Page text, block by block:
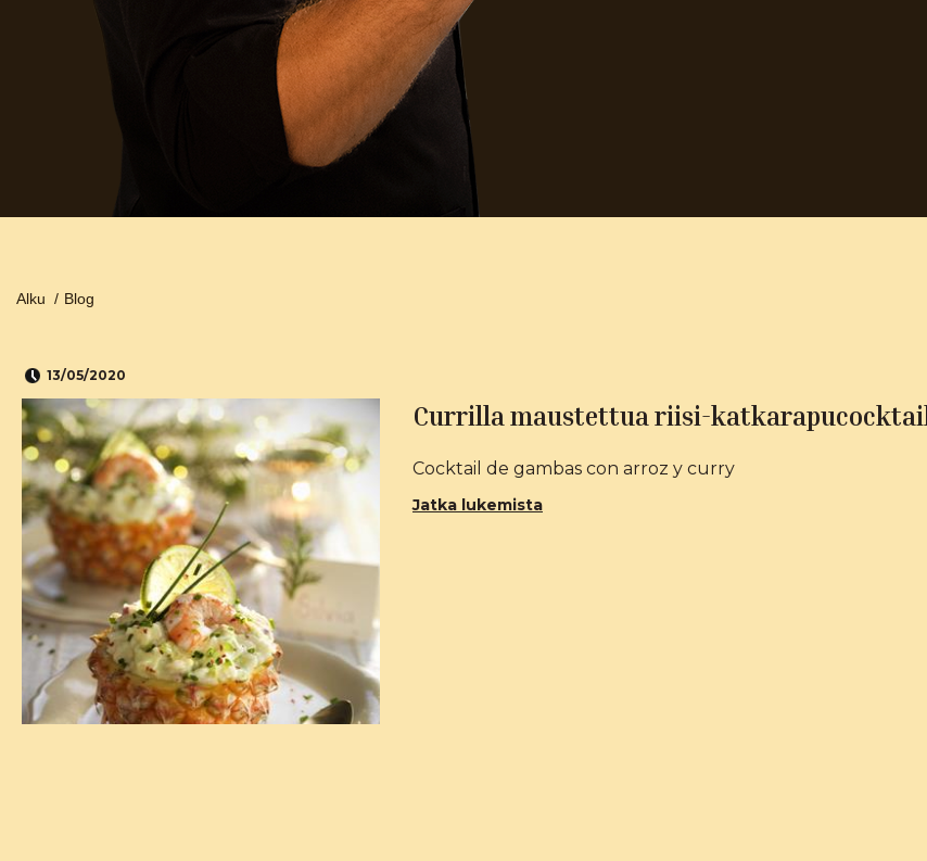
Alku / Blog
13/05/2020
Currilla maustettua riisi-katkarapucocktail
Cocktail de gambas con arroz y curry
Jatka lukemista